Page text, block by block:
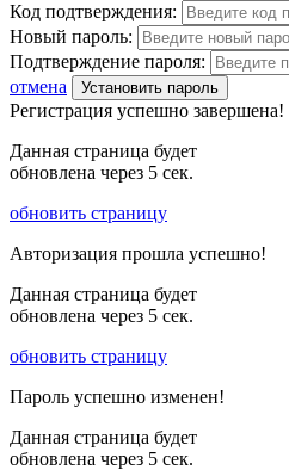
Код подтверждения:
Новый пароль:
Подтверждение пароля:
отмена
Установить пароль
Регистрация успешно завершена!
Данная страница будет
обновлена через 5 сек.
обновить страницу
Авторизация прошла успешно!
Данная страница будет
обновлена через 5 сек.
обновить страницу
Пароль успешно изменен!
Данная страница будет
обновлена через 5 сек.